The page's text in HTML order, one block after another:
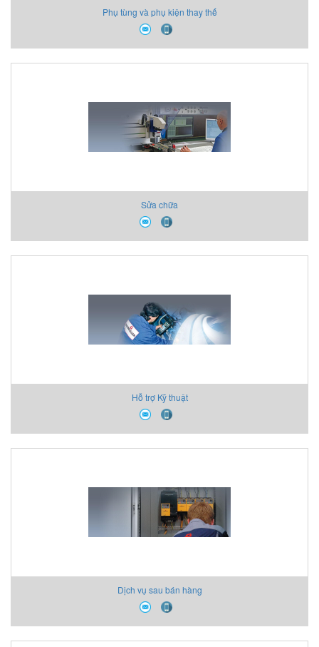
Phụ tùng và phụ kiện thay thế
Sửa chữa
Hỗ trợ Kỹ thuật
Dịch vụ sau bán hàng